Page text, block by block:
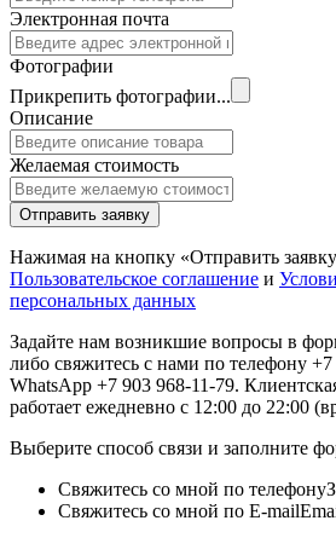
Электронная почта
Фотографии
Прикрепить фотографии...
Описание
Желаемая стоимость
Отправить заявку
Нажимая на кнопку «Отправить
Пользовательское соглашение и
персональных данных
Задайте нам возникшие вопросы в
либо свяжитесь с нами по телефону
WhatsApp +7 903 968-11-79.
работает ежедневно с 12:00 до 22:00
Выберите способ связи и заполните
Свяжитесь со мной по телефону
Свяжитесь со мной по E-mail